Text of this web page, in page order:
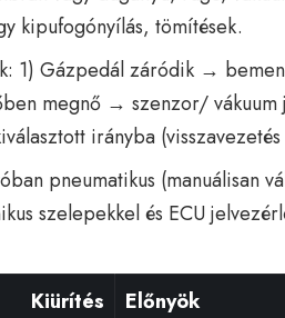
kipufogónyílás, tömítések.
1) Gázpedál záródik →
megnő → szenzor/
irányba
pneumatikus (manuálisan
szelepekkel és ECU
Kiürítés
Előnyök